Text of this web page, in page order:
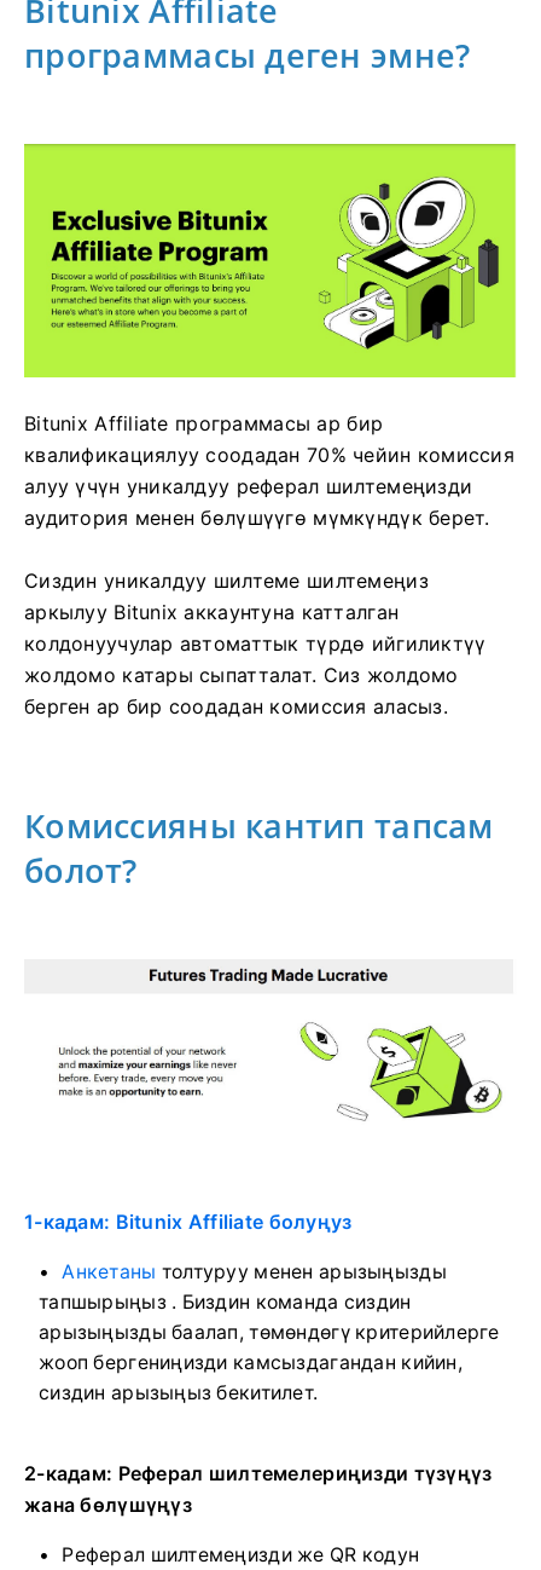
Bitunix Affiliate
программасы деген эмне?
Bitunix Affiliate программасы ар бир
квалификациялуу соодадан 70% чейин комиссия
алуу үчүн уникалдуу реферал шилтемеңизди
аудитория менен бөлүшүүгө мүмкүндүк берет.
Сиздин уникалдуу шилтеме шилтемеңиз
аркылуу Bitunix аккаунтуна катталган
колдонуучулар автоматтык түрдө ийгиликтүү
жолдомо катары сыпатталат. Сиз жолдомо
берген ар бир соодадан комиссия аласыз.
Комиссияны кантип тапсам
болот?
1-кадам: Bitunix Affiliate болуңуз
Анкетаны толтуруу менен арызыңызды
тапшырыңыз . Биздин команда сиздин
арызыңызды баалап, төмөндөгү критерийлерге
жооп бергениңизди камсыздагандан кийин,
сиздин арызыңыз бекитилет.
2-кадам: Реферал шилтемелериңизди түзүңүз
жана бөлүшүңүз
Реферал шилтемеңизди же QR кодун